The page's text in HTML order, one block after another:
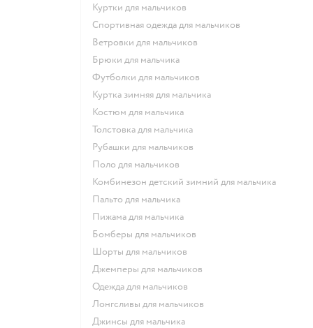
Куртки для мальчиков
Спортивная одежда для мальчиков
Ветровки для мальчиков
Брюки для мальчика
Футболки для мальчиков
Куртка зимняя для мальчика
Костюм для мальчика
Толстовка для мальчика
Рубашки для мальчиков
Поло для мальчиков
Комбинезон детский зимний для мальчика
Пальто для мальчика
Пижама для мальчика
Бомберы для мальчиков
Шорты для мальчиков
Джемперы для мальчиков
Одежда для мальчиков
Лонгсливы для мальчиков
Джинсы для мальчика